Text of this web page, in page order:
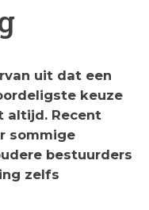
uit dat een
keuze
altijd. Recent
sommige
bestuurders
zelfs